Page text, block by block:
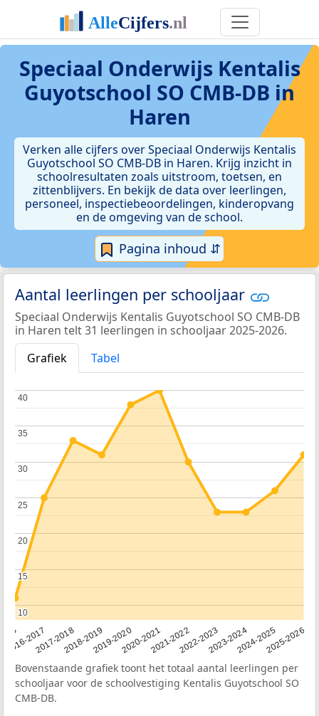
Speciaal Onderwijs Kentalis
Guyotschool SO CMB-DB in
Haren
Verken alle cijfers over Speciaal Onderwijs Kentalis
Guyotschool SO CMB-DB in Haren. Krijg inzicht in
schoolresultaten zoals uitstroom, toetsen, en
zittenblijvers. En bekijk de data over leerlingen,
personeel, inspectiebeoordelingen, kinderopvang
en de omgeving van de school.
Pagina inhoud ⇵
Aantal leerlingen per schooljaar
Speciaal Onderwijs Kentalis Guyotschool SO CMB-DB
in Haren telt 31 leerlingen in schooljaar 2025-2026.
Grafiek
Tabel
2016-20172017-20182018-20192019-20202020-20212021-20222022-20232023-20242024-20252025-2026
10
10
15
15
20
20
25
25
30
30
35
35
40
40
Bovenstaande grafiek toont het totaal aantal leerlingen per
schooljaar voor de schoolvestiging Kentalis Guyotschool SO
CMB-DB.